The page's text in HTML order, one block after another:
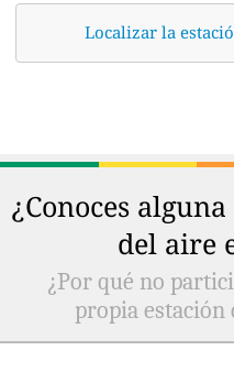
Localizar la
¿Conoces
del aire
¿Por qué no
propia estación